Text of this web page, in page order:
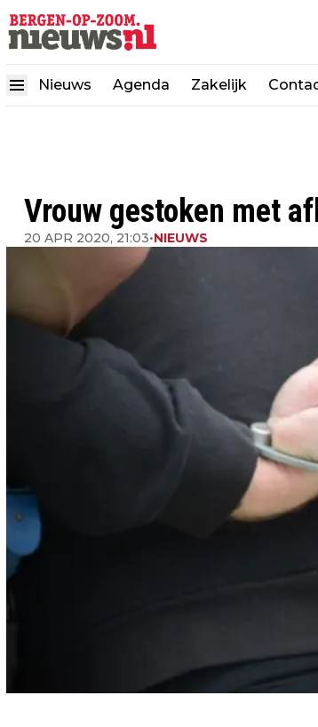
Nieuws Agenda Zakelijk
Vrouw gestoken met
20 APR 2020, 21:03•NIEUWS